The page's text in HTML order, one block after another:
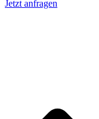
Jetzt anfragen